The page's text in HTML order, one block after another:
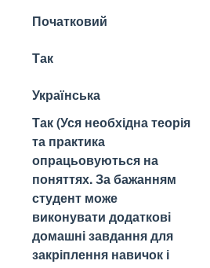
Початковий
Так
Українська
Так (Уся необхідна теорія
та практика
опрацьовуються на
поняттях. За бажанням
студент може
виконувати додаткові
домашні завдання для
закріплення навичок і